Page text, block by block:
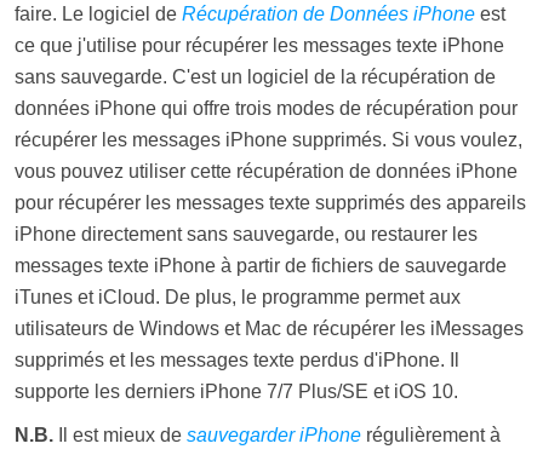
faire. Le logiciel deRécupération de Données iPhone est
ce que j'utilise pour récupérer les messages texte iPhone
sans sauvegarde. C'est un logiciel de la récupération de
données iPhone qui offre trois modes de récupération pour
récupérer les messages iPhone supprimés. Si vous voulez,
vous pouvez utiliser cette récupération de données iPhone
pour récupérer les messages texte supprimés des appareils
iPhone directement sans sauvegarde, ou restaurer les
messages texte iPhone à partir de fichiers de sauvegarde
iTunes et iCloud. De plus, le programme permet aux
utilisateurs de Windows et Mac de récupérer les iMessages
supprimés et les messages texte perdus d'iPhone. Il
supporte les derniers iPhone 7/7 Plus/SE et iOS 10.
N.B. Il est mieux desauvegarder iPhone régulièrement à